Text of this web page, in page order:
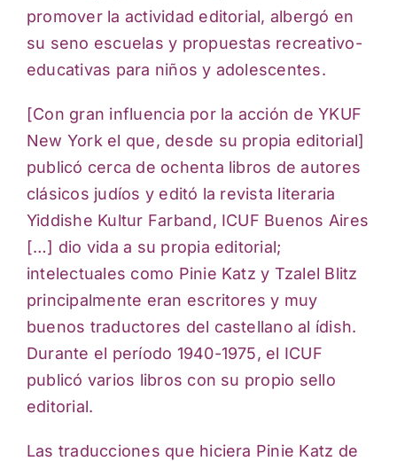
promover la actividad editorial, albergó en
su seno escuelas y propuestas recreativo-
educativas para niños y adolescentes.
[Con gran influencia por la acción de YKUF
New York el que, desde su propia editorial]
publicó cerca de ochenta libros de autores
clásicos judíos y editó la revista literaria
Yiddishe Kultur Farband, ICUF Buenos Aires
[…] dio vida a su propia editorial;
intelectuales como Pinie Katz y Tzalel Blitz
principalmente eran escritores y muy
buenos traductores del castellano al ídish.
Durante el período 1940-1975, el ICUF
publicó varios libros con su propio sello
editorial.
Las traducciones que hiciera Pinie Katz de